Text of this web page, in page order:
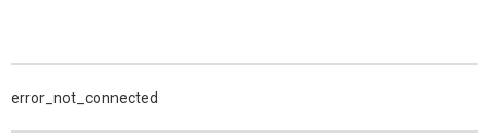
error_not_connected